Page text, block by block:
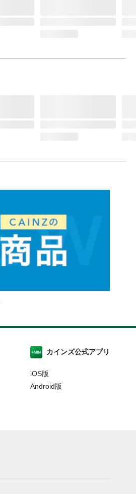
カインズ公式アプリ
iOS版
Android版